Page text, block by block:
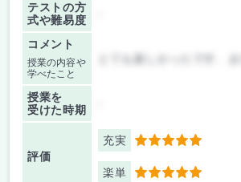
テストの方
式や難易度
コメント
授業の内容や
学べたこと
授業を
受けた時期
評価
充実 5
楽単 5